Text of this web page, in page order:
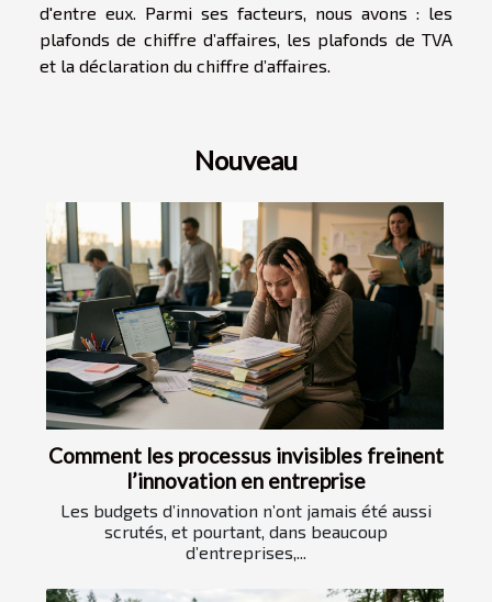
d'entre eux. Parmi ses facteurs, nous avons : les
plafonds de chiffre d’affaires, les plafonds de TVA
et la déclaration du chiffre d’affaires.
Nouveau
Comment les processus invisibles freinent
l’innovation en entreprise
Les budgets d’innovation n’ont jamais été aussi
scrutés, et pourtant, dans beaucoup
d’entreprises,...